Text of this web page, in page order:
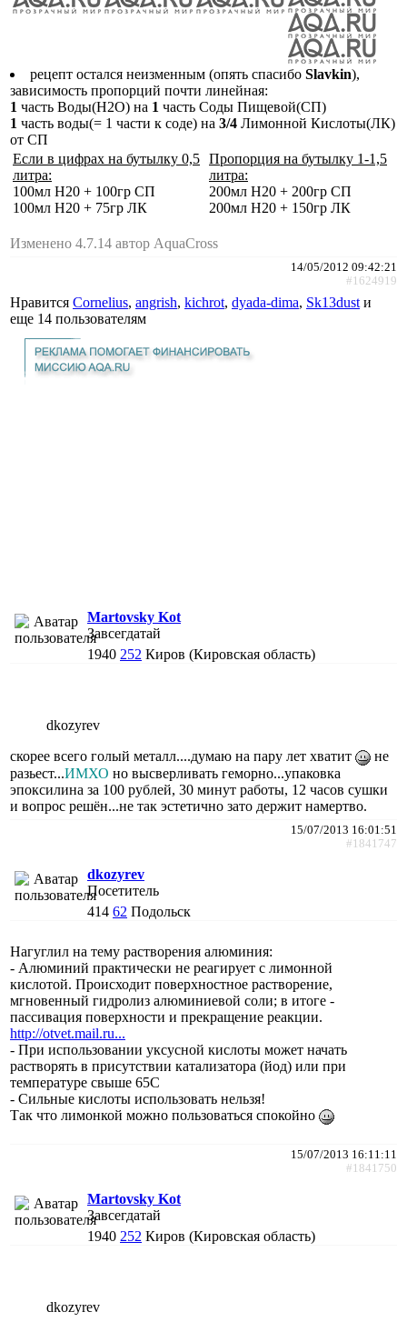
рецепт остался неизменным (опять спасибо Slavkin),
зависимость пропорций почти линейная:
1 часть Воды(H2O) на 1 часть Соды Пищевой(СП)
1 часть воды(= 1 части к соде) на 3/4 Лимонной Кислоты(ЛК)
от СП
Если в цифрах на бутылку 0,5
литра:
100мл H20 + 100гр СП
100мл H20 + 75гр ЛК
Пропорция на бутылку 1-1,5
литра:
200мл H20 + 200гр СП
200мл H20 + 150гр ЛК
Изменено 4.7.14 автор AquaCross
14/05/2012 09:42:21
#1624919
Нравится Cornelius, angrish, kichrot, dyada-dima, Sk13dust и
еще 14 пользователям
Martovsky Kot
Завсегдатай
1940 252 Киров (Кировская область)
dkozyrev
скорее всего голый металл....думаю на пару лет хватит
не
разьест...ИМХО но высверливать геморно...упаковка
эпоксилина за 100 рублей, 30 минут работы, 12 часов сушки
и вопрос решён...не так эстетично зато держит намертво.
15/07/2013 16:01:51
#1841747
dkozyrev
Посетитель
414 62 Подольск
Нагуглил на тему растворения алюминия:
- Алюминий практически не реагирует с лимонной
кислотой. Происходит поверхностное растворение,
мгновенный гидролиз алюминиевой соли; в итоге -
пассивация поверхности и прекращение реакции.
http://otvet.mail.ru...
- При использовании уксусной кислоты может начать
растворять в присутствии катализатора (йод) или при
температуре свыше 65С
- Сильные кислоты использовать нельзя!
Так что лимонкой можно пользоваться спокойно
15/07/2013 16:11:11
#1841750
Martovsky Kot
Завсегдатай
1940 252 Киров (Кировская область)
dkozyrev